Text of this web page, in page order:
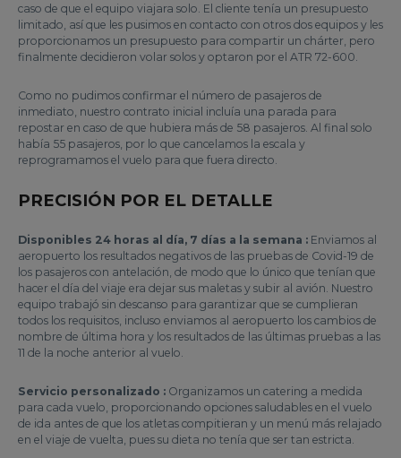
caso de que el equipo viajara solo. El cliente tenía un presupuesto
limitado, así que les pusimos en contacto con otros dos equipos y les
proporcionamos un presupuesto para compartir un chárter, pero
finalmente decidieron volar solos y optaron por el ATR 72-600.
Como no pudimos confirmar el número de pasajeros de
inmediato, nuestro contrato inicial incluía una parada para
repostar en caso de que hubiera más de 58 pasajeros. Al final solo
había 55 pasajeros, por lo que cancelamos la escala y
reprogramamos el vuelo para que fuera directo.
PRECISIÓN POR EL DETALLE
Disponibles 24 horas al día, 7 días a la semana : Enviamos al
aeropuerto los resultados negativos de las pruebas de Covid-19 de
los pasajeros con antelación, de modo que lo único que tenían que
hacer el día del viaje era dejar sus maletas y subir al avión. Nuestro
equipo trabajó sin descanso para garantizar que se cumplieran
todos los requisitos, incluso enviamos al aeropuerto los cambios de
nombre de última hora y los resultados de las últimas pruebas a las
11 de la noche anterior al vuelo.
Servicio personalizado : Organizamos un catering a medida
para cada vuelo, proporcionando opciones saludables en el vuelo
de ida antes de que los atletas compitieran y un menú más relajado
en el viaje de vuelta, pues su dieta no tenía que ser tan estricta.